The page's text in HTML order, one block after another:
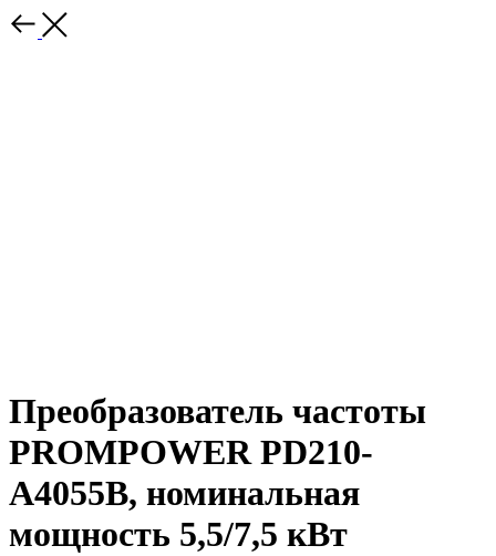
Преобразователь частоты
PROMPOWER PD210-
A4055B, номинальная
мощность 5,5/7,5 кВт